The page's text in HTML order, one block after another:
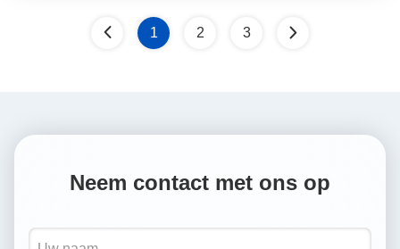
1 2 3
Neem contact met ons op